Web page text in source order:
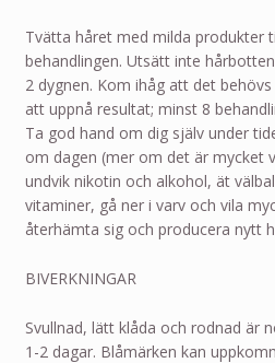
Tvätta håret med milda produkter
behandlingen. Utsätt inte
2 dygnen. Kom ihåg att det
att uppnå resultat; minst 8
Ta god hand om dig själv under
om dagen (mer om det är mycket
undvik nikotin och alkohol, ät
vitaminer, gå ner i varv och vila
återhämta sig och producera nytt
BIVERKNINGAR
Svullnad, lätt klåda och rodnad är
1-2 dagar. Blåmärken kan